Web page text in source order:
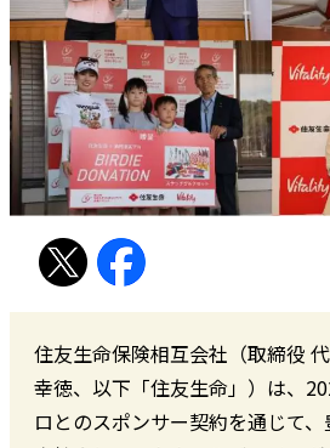
住友生命保険相互会社（取締役
幸徳、以下「住友生命」）は、
ロとのスポンサー契約を通じて